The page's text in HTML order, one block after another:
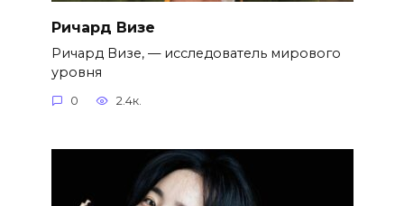
Ричард Визе
Ричард Визе, — исследователь мирового
уровня
0 2.4к.